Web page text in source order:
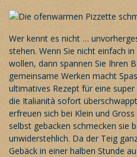
Wer kennt es nicht …
stehen. Wenn Sie nicht einfach
wollen, dann spannen Sie Ihren
gemeinsame Werken macht
ultimatives Rezept für eine
die Italianità sofort
erfreuen sich bei Klein und
selbst gebacken schmecken sie
unwiderstehlich. Da der Teig
Gebäck in einer halben Stunde